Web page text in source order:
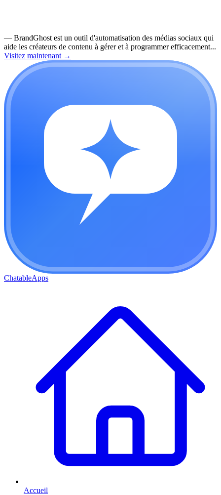
— BrandGhost est un outil d'automatisation des médias sociaux qui
aide les créateurs de contenu à gérer et à programmer efficacement...
Visitez maintenant →
ChatableApps
Accueil